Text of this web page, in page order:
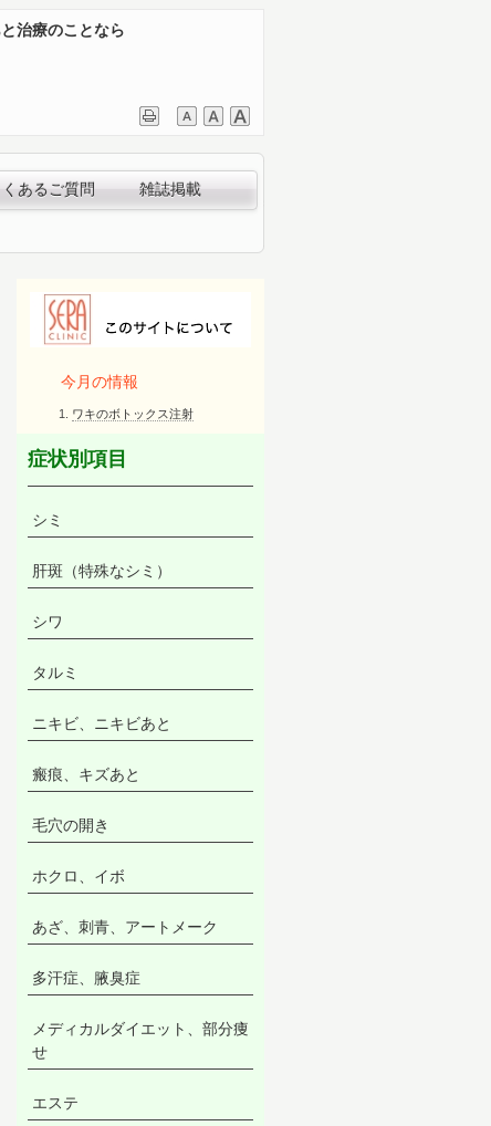
治療のことなら
くあるご質問 雑誌掲載
今月の情報
ワキのボトックス注射
症状別項目
シミ
肝斑（特殊なシミ）
シワ
タルミ
ニキビ、ニキビあと
瘢痕、キズあと
毛穴の開き
ホクロ、イボ
あざ、刺青、アートメーク
多汗症、腋臭症
メディカルダイエット、部分痩
せ
エステ